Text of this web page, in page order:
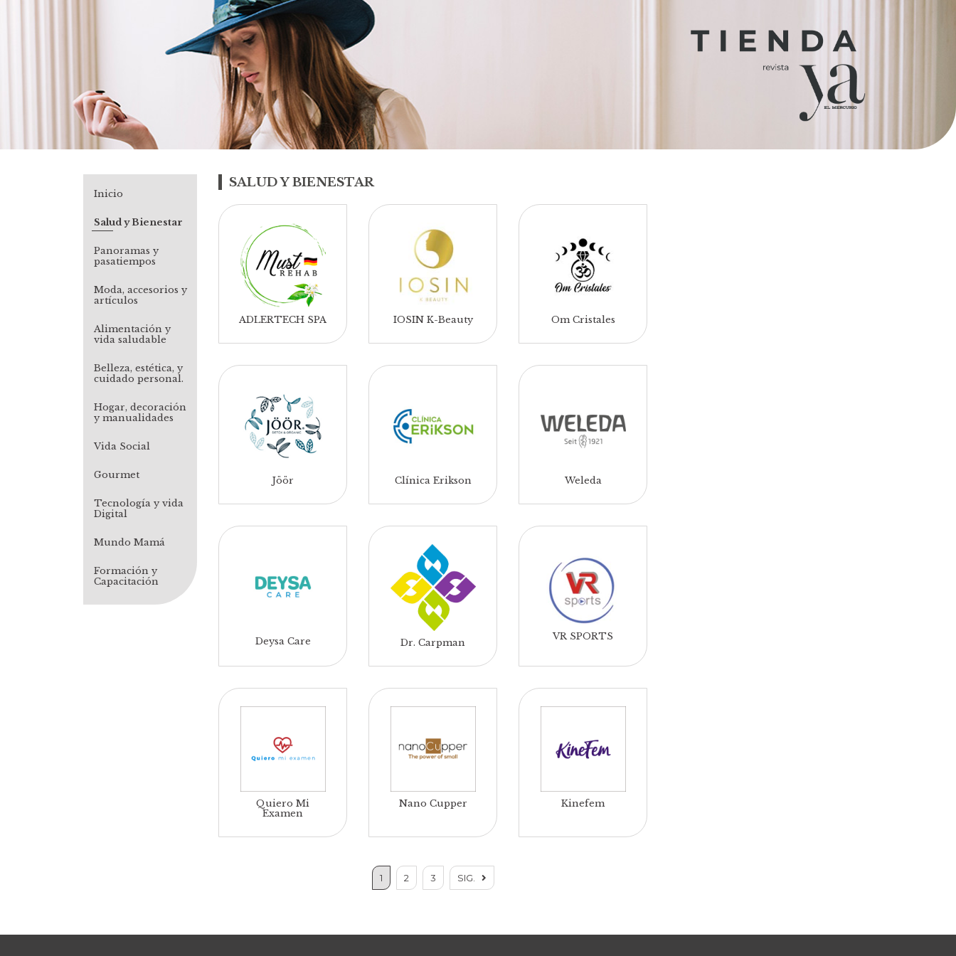
Inicio
Salud y Bienestar
Panoramas y
pasatiempos
Moda, accesorios y
artículos
Alimentación y
vida saludable
Belleza, estética, y
cuidado personal.
Hogar, decoración
y manualidades
Vida Social
Gourmet
Tecnología y vida
Digital
Mundo Mamá
Formación y
Capacitación
SALUD Y BIENESTAR
ADLERTECH SPA IOSIN K-Beauty Om Cristales
Jöör Clínica Erikson Weleda
Deysa Care Dr. Carpman
VR SPORTS
Quiero Mi
Examen
Nano Cupper Kinefem
1 2 3 SIG.